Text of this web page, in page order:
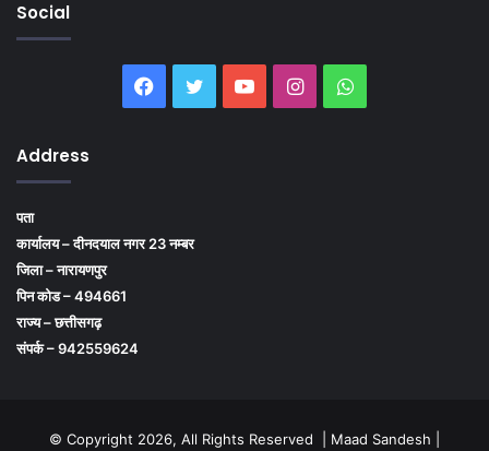
Social
Facebook
TwitterYouTubeInstagramWhatsApp
Address
पता
कार्यालय – दीनदयाल नगर 23 नम्बर
जिला – नारायणपुर
पिन कोड – 494661
राज्य – छत्तीसगढ़
संपर्क – 942559624
© Copyright 2026, All Rights Reserved | Maad Sandesh |